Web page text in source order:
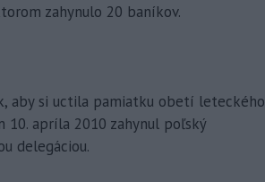
zahynulo 20 baníkov.
aby si uctila pamiatku obetí leteckého
apríla 2010 zahynul poľský
delegáciou.